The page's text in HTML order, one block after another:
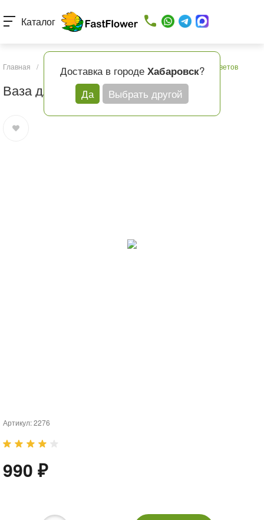
Доставка в городе Хабаровск?
Да
Выбрать другой
Каталог
Главная / Каталог товаров Подарки и шары Ваза для цветов
Ваза для цветов
Артикул:2276
990 ₽